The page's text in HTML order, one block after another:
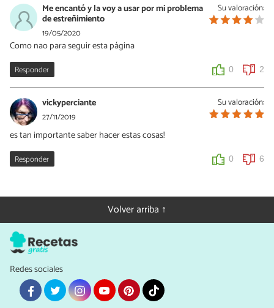
Su valoración:
Me encantó y la voy a usar por mi problema
de estreñimiento
19/05/2020
Como nao para seguir esta página
Responder 0 2
Su valoración:
vickyperciante
27/11/2019
es tan importante saber hacer estas cosas!
Responder 0 6
Volver arriba ↑
Redes sociales